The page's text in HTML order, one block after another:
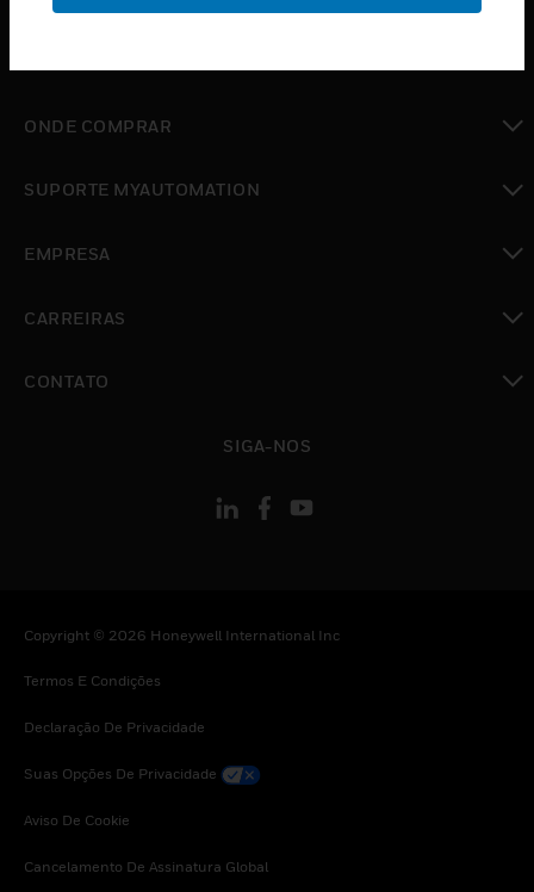
ONDE COMPRAR
SUPORTE MYAUTOMATION
EMPRESA
CARREIRAS
CONTATO
SIGA-NOS
Copyright © 2026 Honeywell International Inc
Termos E Condições
Declaração De Privacidade
Suas Opções De Privacidade
Aviso De Cookie
Cancelamento De Assinatura Global